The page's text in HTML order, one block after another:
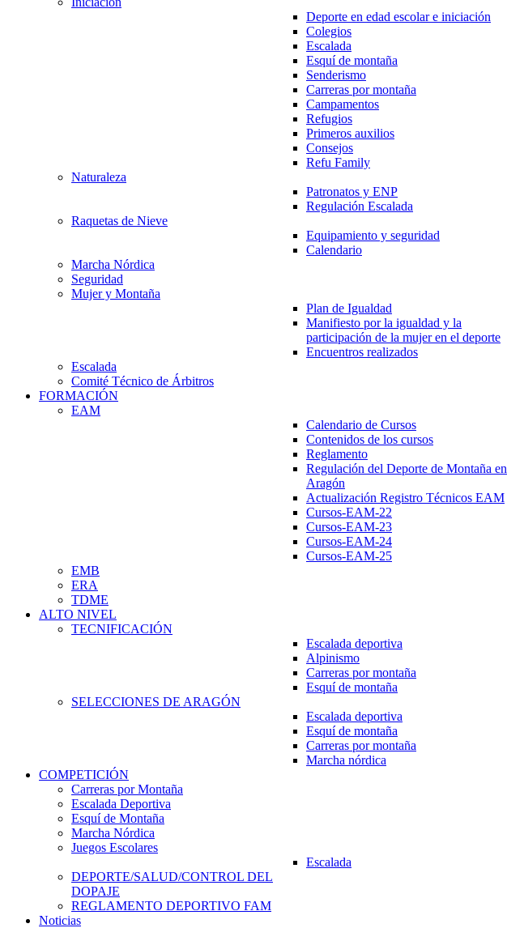
Deporte en edad escolar e iniciación
Colegios
Escalada
Esquí de montaña
Senderismo
Carreras por montaña
Campamentos
Refugios
Primeros auxilios
Consejos
Refu Family
Naturaleza
Patronatos y ENP
Regulación Escalada
Raquetas de Nieve
Equipamiento y seguridad
Calendario
Marcha Nórdica
Seguridad
Mujer y Montaña
Plan de Igualdad
Manifiesto por la igualdad y la
participación de la mujer en el deporte
Encuentros realizados
Escalada
Comité Técnico de Árbitros
FORMACIÓN
EAM
Calendario de Cursos
Contenidos de los cursos
Reglamento
Regulación del Deporte de Montaña en
Aragón
Actualización Registro Técnicos EAM
Cursos-EAM-22
Cursos-EAM-23
Cursos-EAM-24
Cursos-EAM-25
EMB
ERA
TDME
ALTO NIVEL
TECNIFICACIÓN
Escalada deportiva
Alpinismo
Carreras por montaña
Esquí de montaña
SELECCIONES DE ARAGÓN
Escalada deportiva
Esquí de montaña
Carreras por montaña
Marcha nórdica
COMPETICIÓN
Carreras por Montaña
Escalada Deportiva
Esquí de Montaña
Marcha Nórdica
Juegos Escolares
Escalada
DEPORTE/SALUD/CONTROL DEL
DOPAJE
REGLAMENTO DEPORTIVO FAM
Noticias